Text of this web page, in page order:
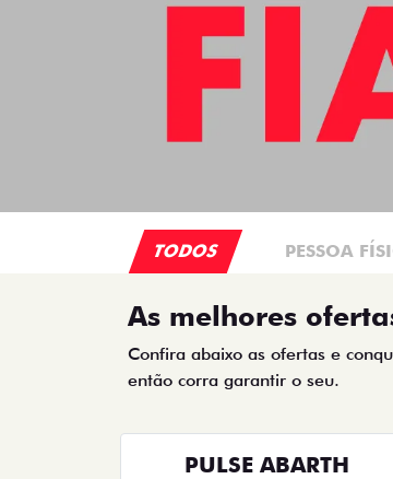
TODOS PESSOA
As melhores
Confira abaixo as ofertas e
então corra garantir o seu.
PULSE ABARTH